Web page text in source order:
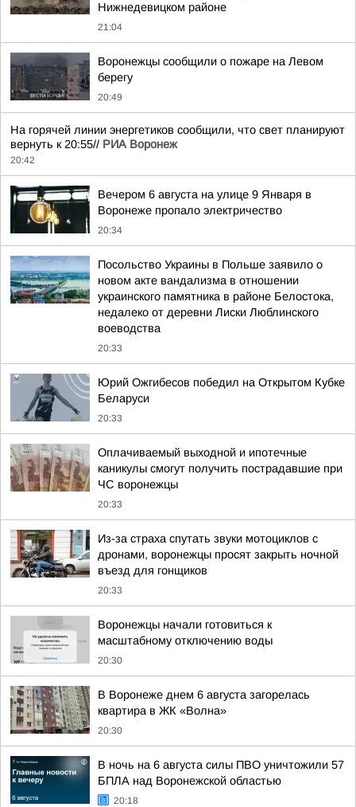
Нижнедевицком районе
21:04
Воронежцы сообщили о пожаре на Левом
берегу
20:49
На горячей линии энергетиков сообщили, что свет планируют
вернуть к 20:55// РИА Воронеж
20:42
Вечером 6 августа на улице 9 Января в
Воронеже пропало электричество
20:34
Посольство Украины в Польше заявило о
новом акте вандализма в отношении
украинского памятника в районе Белостока,
недалеко от деревни Лиски Люблинского
воеводства
20:33
Юрий Ожгибесов победил на Открытом Кубке
Беларуси
20:33
Оплачиваемый выходной и ипотечные
каникулы смогут получить пострадавшие при
ЧС воронежцы
20:33
Из-за страха спутать звуки мотоциклов с
дронами, воронежцы просят закрыть ночной
въезд для гонщиков
20:33
Воронежцы начали готовиться к
масштабному отключению воды
20:30
В Воронеже днем 6 августа загорелась
квартира в ЖК «Волна»
20:30
В ночь на 6 августа силы ПВО уничтожили 57
БПЛА над Воронежской областью
20:18